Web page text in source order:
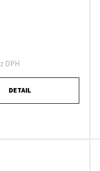
DPH
DETAIL